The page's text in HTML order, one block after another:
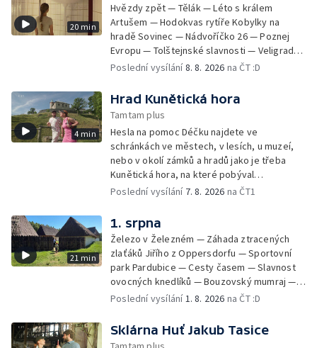
20 min
Hvězdy zpět — Tělák — Léto s králem
Artušem — Hodokvas rytíře Kobylky na
hradě Sovinec — Nádvoříčko 26 — Poznej
Evropu — Tolštejnské slavnosti — Veligrad
2026 — Jánošíkův dukát — HMYZ – Krása a
Krkonošský parní víkend
Poslední vysílání8. 8. 2026 na ČT :D
4 min
Hrad Kunětická hora
Tamtam plus
Hesla na pomoc Déčku najdete ve
schránkách ve městech, v lesích, u muzeí,
nebo v okolí zámků a hradů jako je třeba
Kunětická hora, na které pobýval
hrůzostrašný Rumburak.
Poslední vysílání 7. 8. 2026 na ČT1
21 min
1. srpna
Železo v Železném — Záhada ztracených
zlaťáků Jiřího z Oppersdorfu — Sportovní
park Pardubice — Cesty časem — Slavnost
ovocných knedlíků — Bouzovský mumraj —
Pan Tau v Říčanech — Liberta 100 — Dravci na
ulicích — Archeoskanzen Trocnov
Poslední vysílání1. 8. 2026 na ČT :D
Sklárna Huť Jakub Tasice